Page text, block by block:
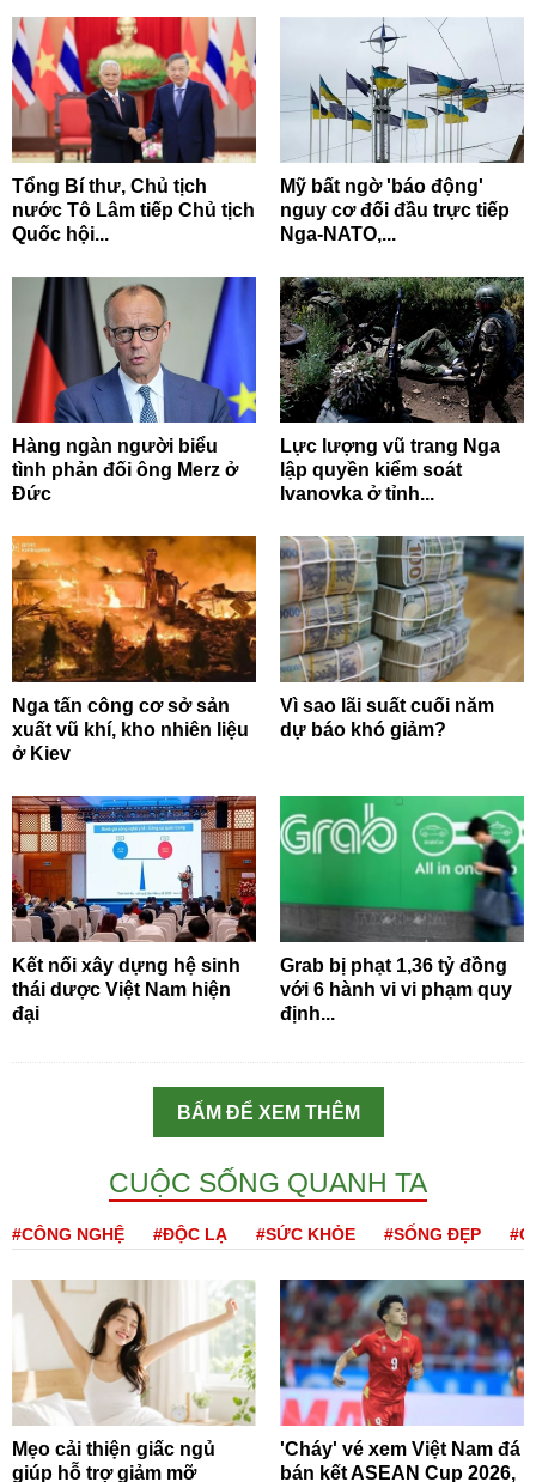
Tổng Bí thư, Chủ tịch
nước Tô Lâm tiếp Chủ tịch
Quốc hội...
Mỹ bất ngờ 'báo động'
nguy cơ đối đầu trực tiếp
Nga-NATO,...
Hàng ngàn người biểu
tình phản đối ông Merz ở
Đức
Lực lượng vũ trang Nga
lập quyền kiểm soát
Ivanovka ở tỉnh...
Nga tấn công cơ sở sản
xuất vũ khí, kho nhiên liệu
ở Kiev
Vì sao lãi suất cuối năm
dự báo khó giảm?
Kết nối xây dựng hệ sinh
thái dược Việt Nam hiện
đại
Grab bị phạt 1,36 tỷ đồng
với 6 hành vi vi phạm quy
định...
BẤM ĐỂ XEM THÊM
CUỘC SỐNG QUANH TA
#CÔNG NGHỆ #ĐỘC LẠ #SỨC KHỎE #SỐNG ĐẸP
Mẹo cải thiện giấc ngủ
giúp hỗ trợ giảm mỡ
'Cháy' vé xem Việt Nam đá
bán kết ASEAN Cup 2026,